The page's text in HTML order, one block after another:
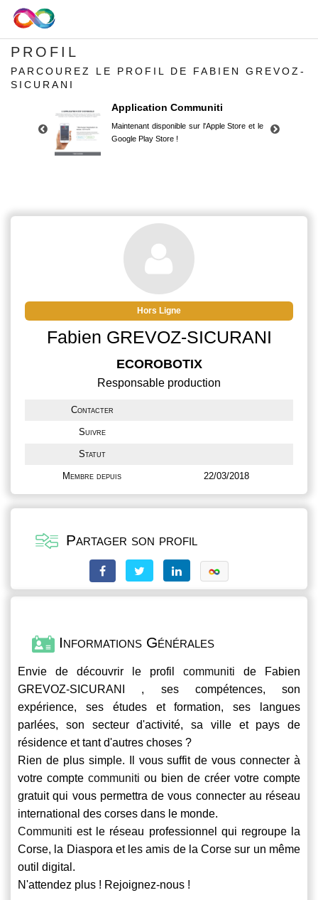
PROFIL
PARCOUREZ LE PROFIL DE FABIEN GREVOZ-
SICURANI
Application Communiti
Maintenant disponible sur l'Apple Store et le
Google Play Store !
Google Play Store !
Hors Ligne
Fabien GREVOZ-SICURANI
ECOROBOTIX
Responsable production
Contacter
Suivre
Statut
Membre depuis 22/03/2018
Partager son profil
Informations Générales
Envie de découvrir le profil communiti de Fabien
GREVOZ-SICURANI , ses compétences, son
expérience, ses études et formation, ses langues
parlées, son secteur d'activité, sa ville et pays de
résidence et tant d'autres choses ?
Rien de plus simple. Il vous suffit de vous connecter à
votre compte communiti ou bien de créer votre compte
gratuit qui vous permettra de vous connecter au réseau
international des corses dans le monde.
Communiti est le réseau professionnel qui regroupe la
Corse, la Diaspora et les amis de la Corse sur un même
outil digital.
N'attendez plus ! Rejoignez-nous !